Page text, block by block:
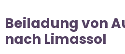
Beiladung von
nach Limassol